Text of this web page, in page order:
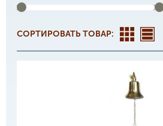
СОРТИРОВАТЬ ТОВАР: